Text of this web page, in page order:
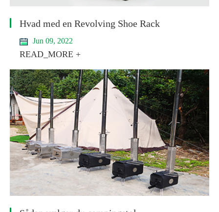
Hvad med en Revolving Shoe Rack
Jun 09, 2022
READ_MORE +